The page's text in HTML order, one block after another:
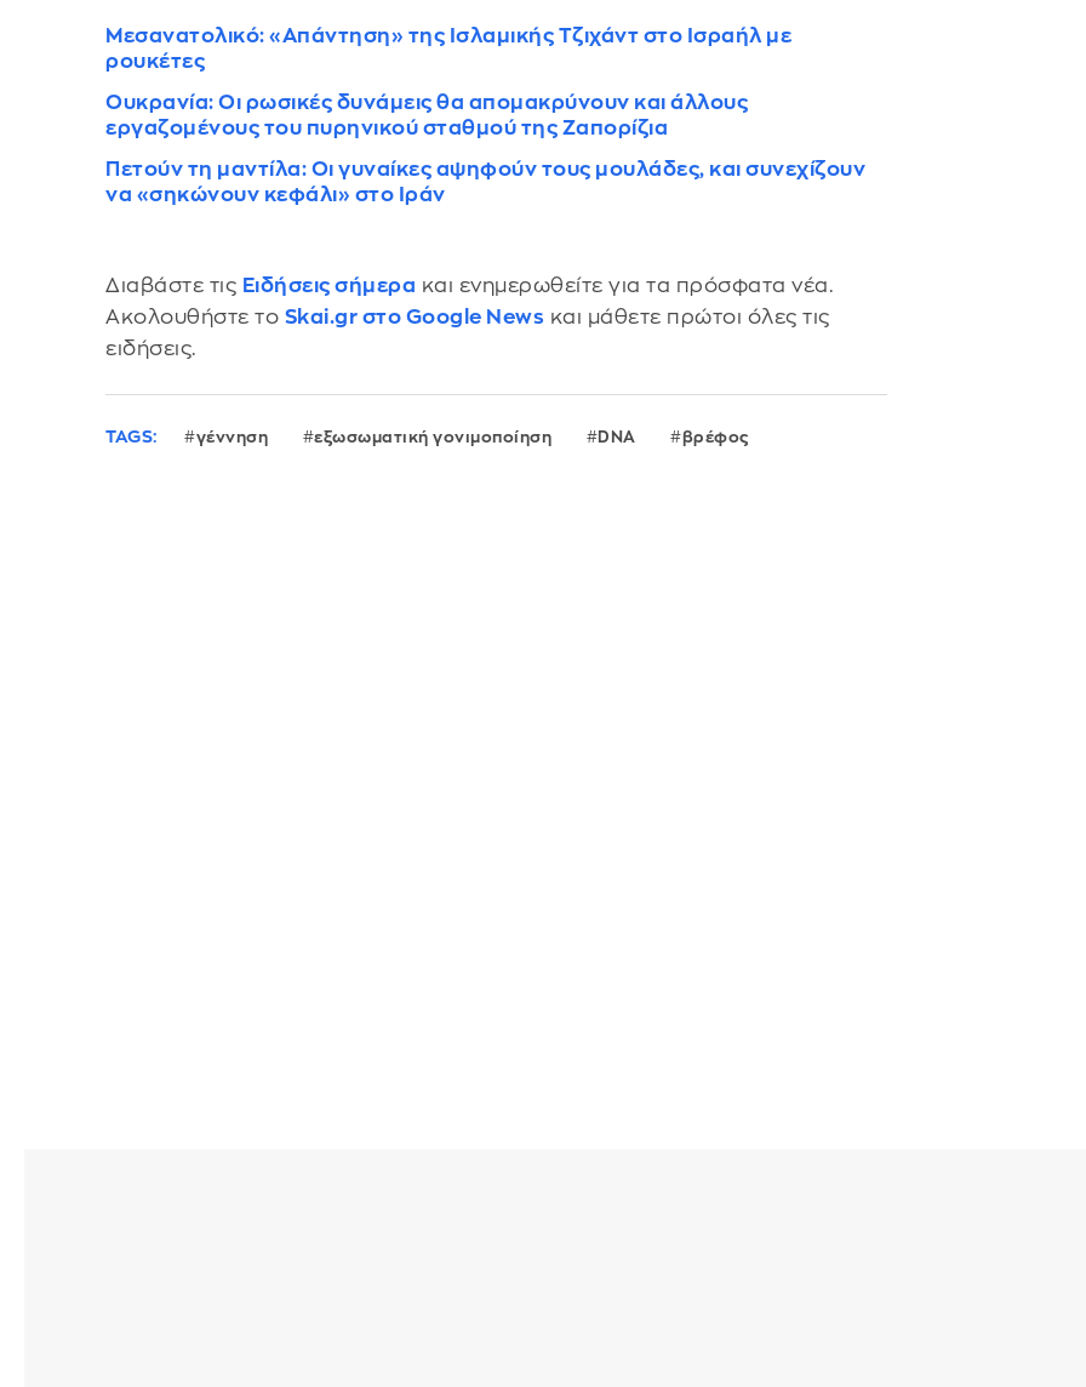
Μεσανατολικό: «Απάντηση» της Ισλαμικής Τζιχάντ στο Ισραήλ με
ρουκέτες
Ουκρανία: Οι ρωσικές δυνάμεις θα απομακρύνουν και άλλους
εργαζομένους του πυρηνικού σταθμού της Ζαπορίζια
Πετούν τη μαντίλα: Οι γυναίκες αψηφούν τους μουλάδες, και συνεχίζουν
να «σηκώνουν κεφάλι» στο Ιράν
Διαβάστε τις Ειδήσεις σήμερα και ενημερωθείτε για τα πρόσφατα νέα.
Ακολουθήστε το Skai.gr στο Google News και μάθετε πρώτοι όλες τις
ειδήσεις.
TAGS: γέννηση εξωσωματική γονιμοποίηση DNA βρέφος